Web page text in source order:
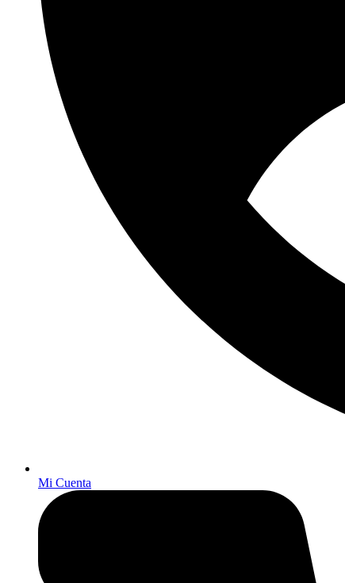
Mi Cuenta